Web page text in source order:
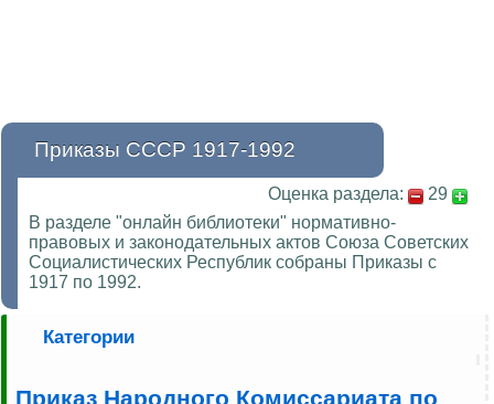
Приказы СССР 1917-1992
Оценка раздела:
29
В разделе "онлайн библиотеки" нормативно-
правовых и законодательных актов Союза Советских
Социалистических Республик собраны Приказы с
1917 по 1992.
Категории